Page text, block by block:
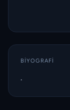
BIYOGRAFI
.